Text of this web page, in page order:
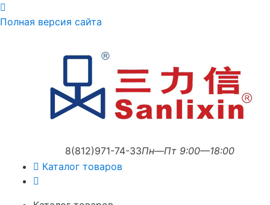
Полная версия сайта
8(812)971-74-33Пн—Пт 9:00—18:00
Каталог товаров